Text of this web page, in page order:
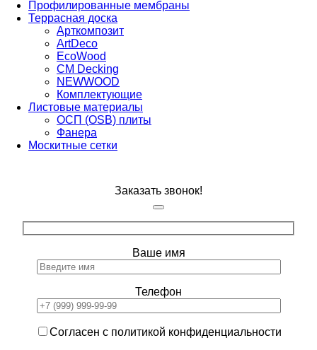
Профилированные мембраны
Террасная доска
Арткомпозит
ArtDeco
EcoWood
CM Decking
NEWWOOD
Комплектующие
Листовые материалы
ОСП (OSB) плиты
Фанера
Москитные сетки
Заказать звонок!
Ваше имя
Телефон
Согласен с политикой конфиденциальности